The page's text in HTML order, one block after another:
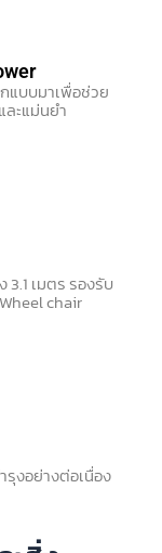
แบบมาเพื่อช่วย
ะแม่นยำ
3.1 เมตร รองรับ
chair
งอย่างต่อเนื่อง